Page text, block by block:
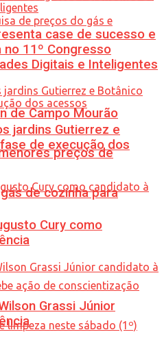
de Campo Mourão
preços de
de cozinha para
case de sucesso e
11º Congresso
Digitais e Inteligentes
jardins Gutierrez e
de execução dos
Cury como
Grassi Júnior